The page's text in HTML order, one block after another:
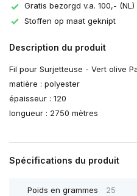
Gratis bezorgd v.a. 100,- (NL)
Stoffen op maat geknipt
Description du produit
Fil pour Surjetteuse - Vert olive
matière : polyester
épaisseur : 120
longueur : 2750 mètres
Spécifications du produit
Poids en grammes 25